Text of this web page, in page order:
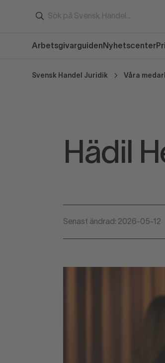
Arbetsgivarguiden Nyhetscenter
Svensk Handel Juridik Våra
Hädil
Senast ändrad: 2026-05-12